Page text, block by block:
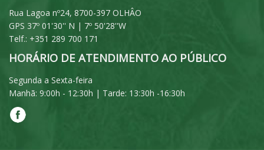
Rua Lagoa nº24, 8700-397 OLHÂO
GPS 37º 01'30'' N | 7º 50'28''W
Telf.: +351 289 700 171
HORÁRIO DE ATENDIMENTO AO PÚBLICO
Segunda a Sexta-feira
Manhã: 9:00h - 12:30h | Tarde: 13:30h -16:30h